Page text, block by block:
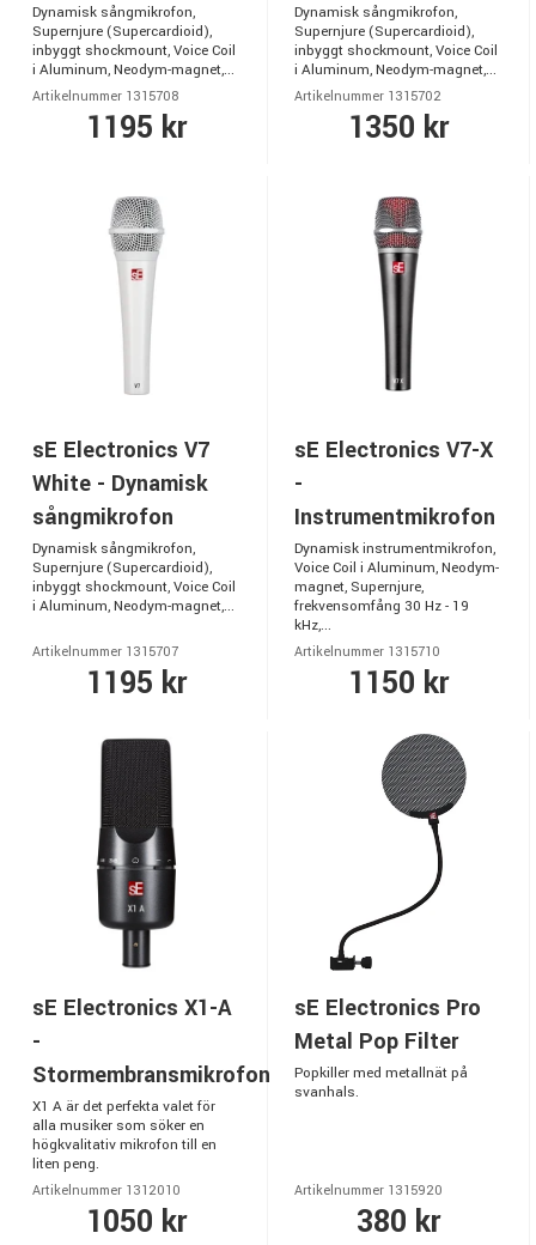
Dynamisk sångmikrofon,
Supernjure (Supercardioid),
inbyggt shockmount, Voice Coil
i Aluminum, Neodym-magnet,...
Artikelnummer 1315708
1195 kr
Dynamisk sångmikrofon,
Supernjure (Supercardioid),
inbyggt shockmount, Voice Coil
i Aluminum, Neodym-magnet,...
Artikelnummer 1315702
1350 kr
sE Electronics V7
White - Dynamisk
sångmikrofon
Dynamisk sångmikrofon,
Supernjure (Supercardioid),
inbyggt shockmount, Voice Coil
i Aluminum, Neodym-magnet,...
Artikelnummer 1315707
1195 kr
sE Electronics V7-X
-
Instrumentmikrofon
Dynamisk instrumentmikrofon,
Voice Coil i Aluminum, Neodym-
magnet, Supernjure,
frekvensomfång 30 Hz - 19
kHz,...
Artikelnummer 1315710
1150 kr
sE Electronics X1-A
-
Stormembransmikrofon
X1 A är det perfekta valet för
alla musiker som söker en
högkvalitativ mikrofon till en
liten peng.
Artikelnummer 1312010
1050 kr
sE Electronics Pro
Metal Pop Filter
Popkiller med metallnät på
svanhals.
Artikelnummer 1315920
380 kr